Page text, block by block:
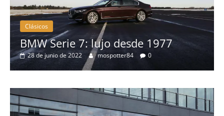
Clásicos
BMW Serie 7: lujo desde 1977
28 de junio de 2022 mospotter84 0